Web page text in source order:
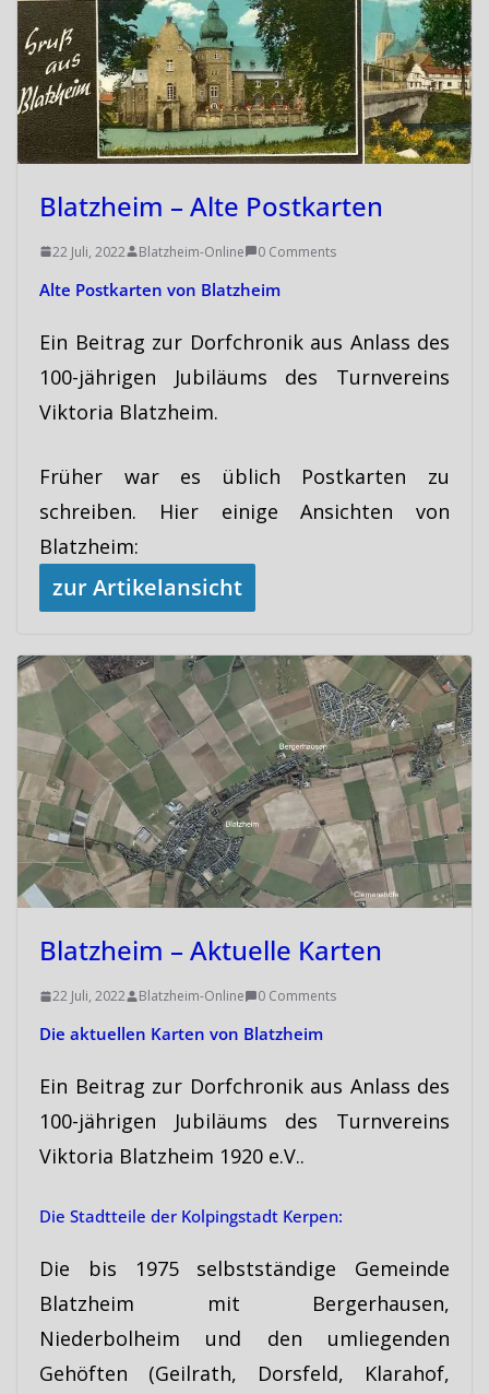
Blatzheim – Alte Postkarten
22 Juli, 2022 Blatzheim-Online 0 Comments
Alte Postkarten von Blatzheim
Ein Beitrag zur Dorfchronik aus Anlass des
100-jährigen Jubiläums des Turnvereins
Viktoria Blatzheim.
Früher war es üblich Postkarten zu
schreiben. Hier einige Ansichten von
Blatzheim:
zur Artikelansicht
Blatzheim – Aktuelle Karten
22 Juli, 2022 Blatzheim-Online 0 Comments
Die aktuellen Karten von Blatzheim
Ein Beitrag zur Dorfchronik aus Anlass des
100-jährigen Jubiläums des Turnvereins
Viktoria Blatzheim 1920 e.V..
Die Stadtteile der Kolpingstadt Kerpen:
Die bis 1975 selbstständige Gemeinde
Blatzheim mit Bergerhausen,
Niederbolheim und den umliegenden
Gehöften (Geilrath, Dorsfeld, Klarahof,